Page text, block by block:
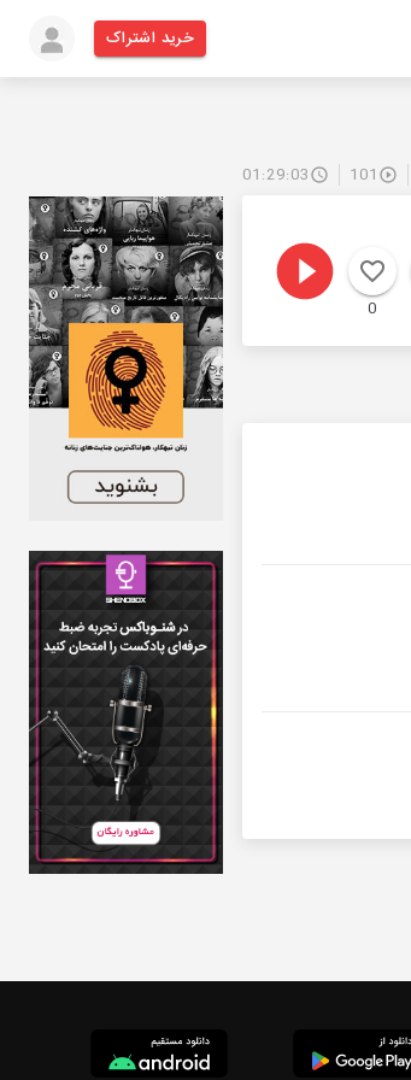
خرید اشتراک
101
01:29:03
0